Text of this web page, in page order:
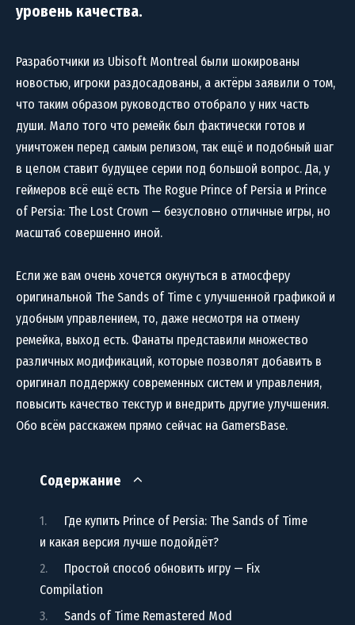
уровень качества.
Разработчики из Ubisoft Montreal были шокированы
новостью, игроки раздосадованы, а актёры заявили о том,
что таким образом руководство отобрало у них часть
души. Мало того что ремейк был фактически готов и
уничтожен перед самым релизом, так ещё и подобный шаг
в целом ставит будущее серии под большой вопрос. Да, у
геймеров всё ещё есть The Rogue Prince of Persia и Prince
of Persia: The Lost Crown — безусловно отличные игры, но
масштаб совершенно иной.
Если же вам очень хочется окунуться в атмосферу
оригинальной The Sands of Time с улучшенной графикой и
удобным управлением, то, даже несмотря на отмену
ремейка, выход есть. Фанаты представили множество
различных модификаций, которые позволят добавить в
оригинал поддержку современных систем и управления,
повысить качество текстур и внедрить другие улучшения.
Обо всём расскажем прямо сейчас на GamersBase.
Содержание
Где купить Prince of Persia: The Sands of Time
и какая версия лучше подойдёт?
Простой способ обновить игру — Fix
Compilation
Sands of Time Remastered Mod